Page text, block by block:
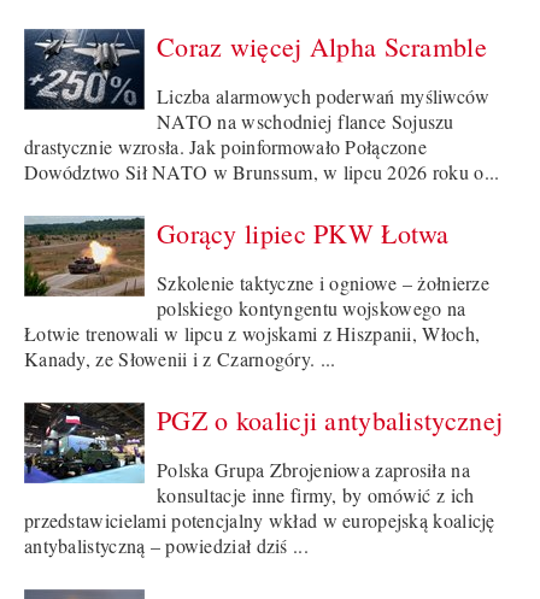
Coraz więcej Alpha Scramble
Liczba alarmowych poderwań myśliwców
NATO na wschodniej flance Sojuszu
drastycznie wzrosła. Jak poinformowało Połączone
Dowództwo Sił NATO w Brunssum, w lipcu 2026 roku o...
Gorący lipiec PKW Łotwa
Szkolenie taktyczne i ogniowe – żołnierze
polskiego kontyngentu wojskowego na
Łotwie trenowali w lipcu z wojskami z Hiszpanii, Włoch,
Kanady, ze Słowenii i z Czarnogóry. ...
PGZ o koalicji antybalistycznej
Polska Grupa Zbrojeniowa zaprosiła na
konsultacje inne firmy, by omówić z ich
przedstawicielami potencjalny wkład w europejską koalicję
antybalistyczną – powiedział dziś ...